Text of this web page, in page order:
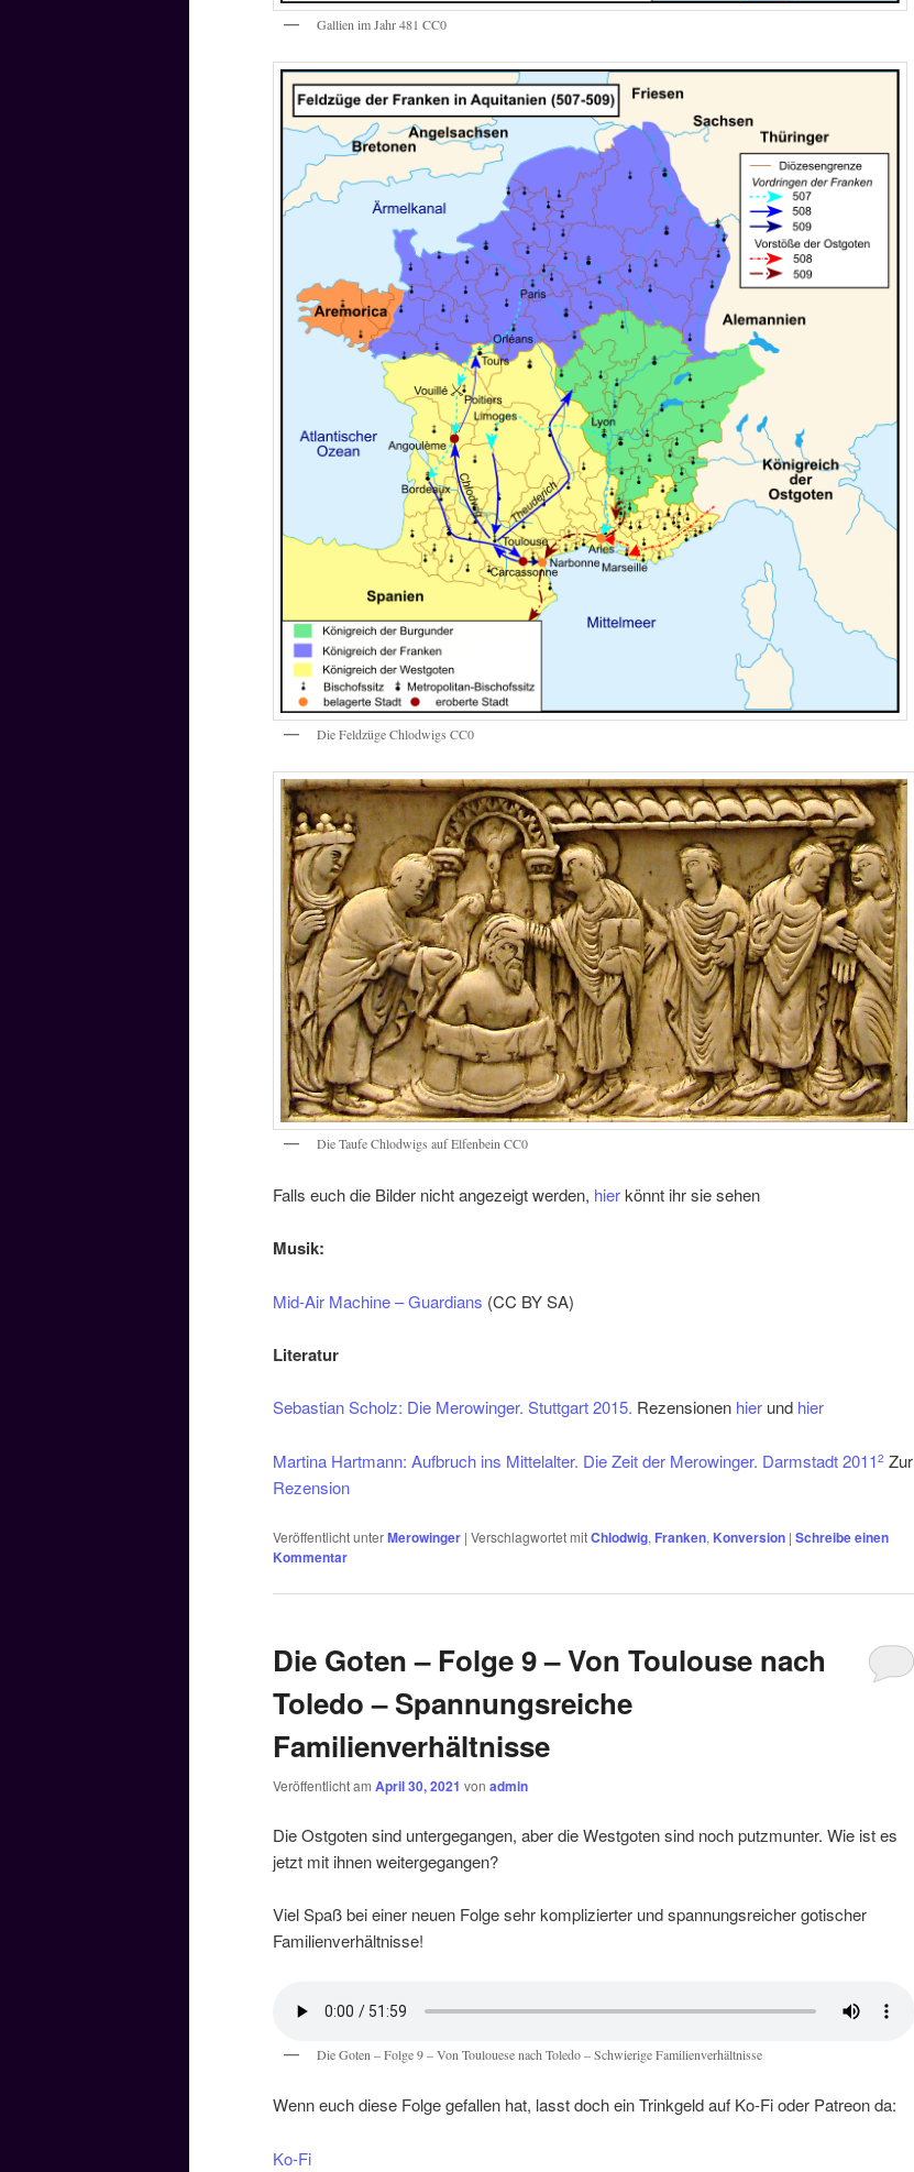
Gallien im Jahr 481 CC0
Die Feldzüge Chlodwigs CC0
Die Taufe Chlodwigs auf Elfenbein CC0
Falls euch die Bilder nicht angezeigt werden, hierkönnt ihr sie sehen
Musik:
Mid-Air Machine – Guardians (CC BY SA)
Literatur
Sebastian Scholz: Die Merowinger. Stuttgart 2015. Rezensionen hier und hier
Martina Hartmann: Aufbruch ins Mittelalter. Die Zeit der Merowinger. Darmstadt 20112 Zur
Rezension
Veröffentlicht unterMerowinger | Verschlagwortet mitChlodwig, Franken, Konversion | Schreibe einen
Kommentar
Die Goten – Folge 9 – Von Toulouse nach
Toledo – Spannungsreiche
Familienverhältnisse
Veröffentlicht am April 30, 2021 von admin
Die Ostgoten sind untergegangen, aber die Westgoten sind noch putzmunter. Wie ist es
jetzt mit ihnen weitergegangen?
Viel Spaß bei einer neuen Folge sehr komplizierter und spannungsreicher gotischer
Familienverhältnisse!
Die Goten – Folge 9 – Von Toulouese nach Toledo – Schwierige Familienverhältnisse
Wenn euch diese Folge gefallen hat, lasst doch ein Trinkgeld auf Ko-Fi oder Patreon da:
Ko-Fi